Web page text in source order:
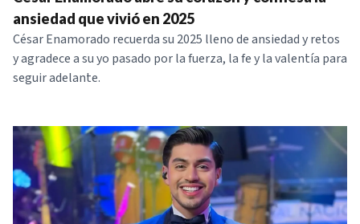
NOTICIAS
SERIES
ansiedad que vivió en 2025
César Enamorado recuerda su 2025 lleno de ansiedad y retos
y agradece a su yo pasado por la fuerza, la fe y la valentía para
seguir adelante.